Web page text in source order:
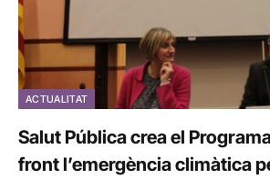
ACTUALITAT
Salut Pública crea el
front l’emergència climàtica